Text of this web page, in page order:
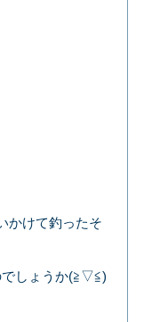
かけて釣ったそ
でしょうか(≧▽≦)